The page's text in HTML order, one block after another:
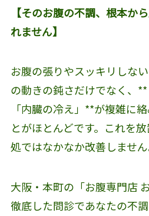
【そのお腹の不調、根本か
れません】
お腹の張りやスッキリしな
の動きの鈍さだけでなく、
「内臓の冷え」**が複雑に
とがほとんどです。これを
処ではなかなか改善しません
大阪・本町の「お腹専門店
徹底した問診であなたの不